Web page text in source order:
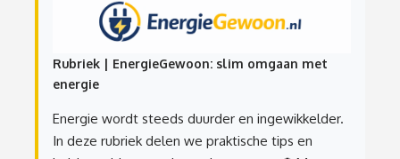
Rubriek | EnergieGewoon: slim omgaan met
energie
Energie wordt steeds duurder en ingewikkelder.
In deze rubriek delen we praktische tips en